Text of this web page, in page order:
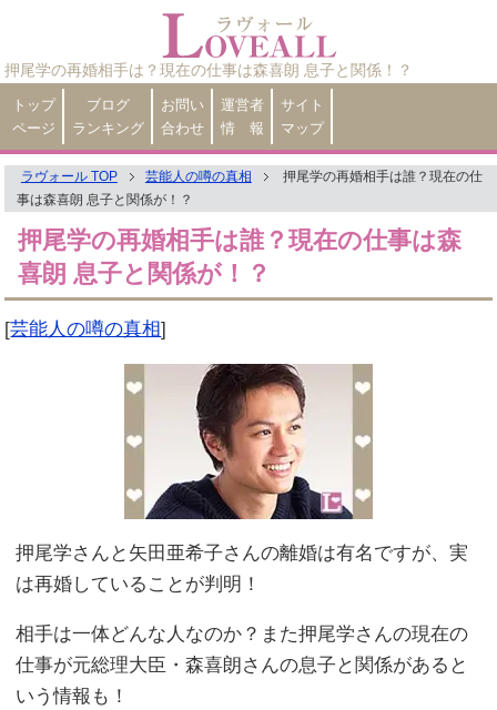
押尾学の再婚相手は？現在の仕事は森喜朗 息子と関係！？
トップ
ページ
ブログ
ランキング
お問い
合わせ
運営者
情 報
サイト
マップ
ラヴォール TOP 芸能人の噂の真相
押尾学の再婚相手は誰？現在の仕
事は森喜朗 息子と関係が！？
押尾学の再婚相手は誰？現在の仕事は森
喜朗 息子と関係が！？
[芸能人の噂の真相]
押尾学さんと矢田亜希子さんの離婚は有名ですが、実
は再婚していることが判明！
相手は一体どんな人なのか？また押尾学さんの現在の
仕事が元総理大臣・森喜朗さんの息子と関係があると
いう情報も！